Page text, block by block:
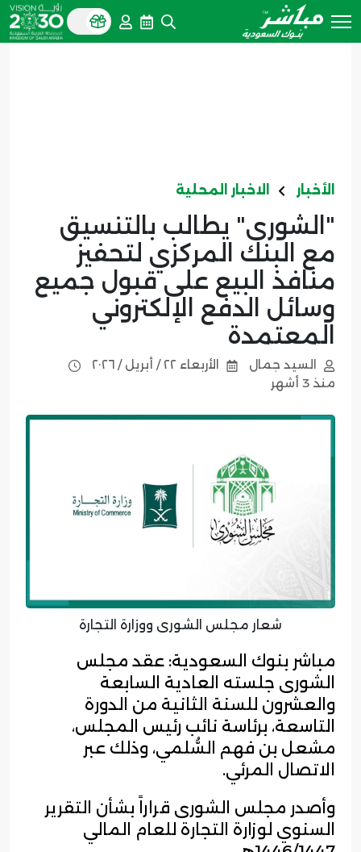
الأخبار الاخبار المحلية
"الشورى" يطالب بالتنسيق
مع البنك المركزي لتحفيز
منافذ البيع على قبول جميع
وسائل الدفع الإلكتروني
المعتمدة
السيد جمال
الأربعاء ٢٢ / أبريل / ٢٠٢٦
منذ 3 أشهر
شعار مجلس الشورى ووزارة التجارة
مباشر بنوك السعودية: عقد مجلس
الشورى جلسته العادية السابعة
والعشرون للسنة الثانية من الدورة
التاسعة، برئاسة نائب رئيس المجلس،
مشعل بن فهم السُّلمي، وذلك عبر
الاتصال المرئي.
وأصدر مجلس الشورى قراراً بشأن التقرير
السنوي لوزارة التجارة للعام المالي